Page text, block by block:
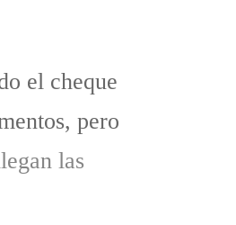
el cheque
pero
las